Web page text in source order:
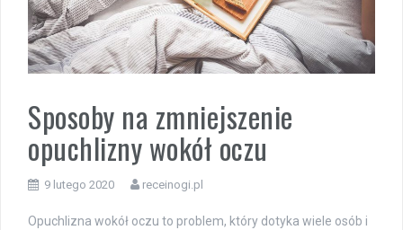
Sposoby na zmniejszenie
opuchlizny wokół oczu
9 lutego 2020 receinogi.pl
Opuchlizna wokół oczu to problem, który dotyka wiele osób i